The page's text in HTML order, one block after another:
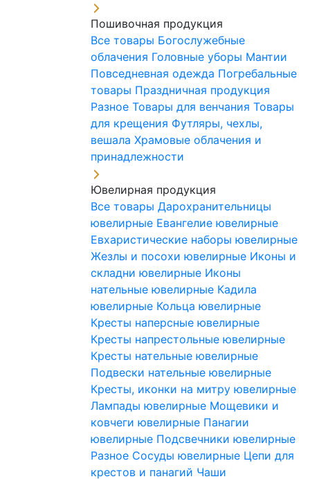
Пошивочная продукция
Все товары Богослужебные
облачения Головные уборы Мантии
Повседневная одежда Погребальные
товары Праздничная продукция
Разное Товары для венчания Товары
для крещения Футляры, чехлы,
вешала Храмовые облачения и
принадлежности
Ювелирная продукция
Все товары Дарохранительницы
ювелирные Евангелие ювелирные
Евхаристические наборы ювелирные
Жезлы и посохи ювелирные Иконы и
складни ювелирные Иконы
нательные ювелирные Кадила
ювелирные Кольца ювелирные
Кресты наперсные ювелирные
Кресты напрестольные ювелирные
Кресты нательные ювелирные
Подвески нательные ювелирные
Кресты, иконки на митру ювелирные
Лампады ювелирные Мощевики и
ковчеги ювелирные Панагии
ювелирные Подсвечники ювелирные
Разное Сосуды ювелирные Цепи для
крестов и панагий Чаши